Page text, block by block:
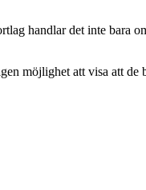
handlar det inte bara
möjlighet att visa att